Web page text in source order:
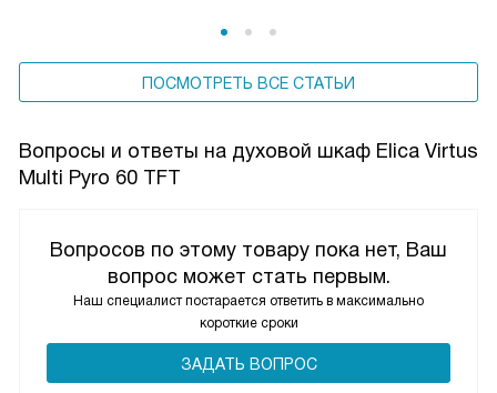
ПОСМОТРЕТЬ ВСЕ СТАТЬИ
Вопросы и ответы на духовой шкаф Elica Virtus
Multi Pyro 60 TFT
Вопросов по этому товару пока нет, Ваш
вопрос может стать первым.
Наш специалист постарается ответить в максимально
короткие сроки
ЗАДАТЬ ВОПРОС